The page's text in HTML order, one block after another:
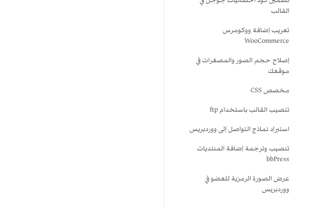
القالب
تعريب إضافة ووكومرس
WooCommerce
إصلاح حجم الصور والمصغرات في
موقعك
مخصص CSS
تنصيب القالب باستخدام ftp
استيراد نماذج التواصل إلى ووردبريس
تنصيب وترجمة إضافة المنتديات
bbPress
عرض الصورة الرمزية للعضو في
ووردبريس